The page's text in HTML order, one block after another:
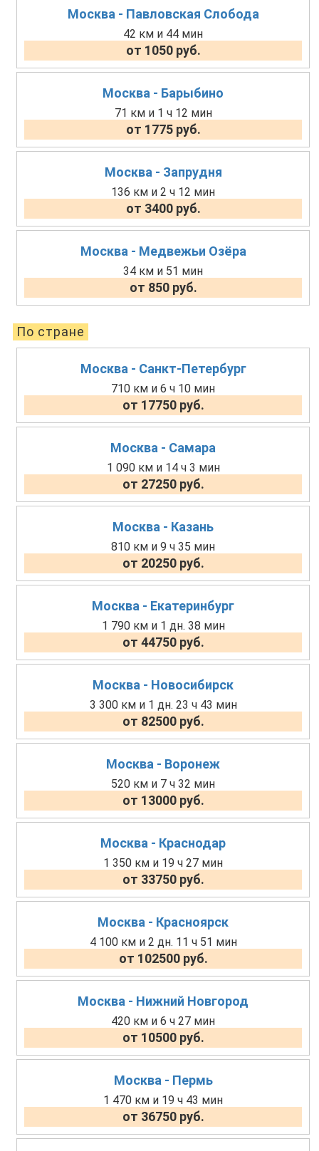
Москва - Павловская Слобода
42 км и 44 мин
от 1050 руб.
Москва - Барыбино
71 км и 1 ч 12 мин
от 1775 руб.
Москва - Запрудня
136 км и 2 ч 12 мин
от 3400 руб.
Москва - Медвежьи Озёра
34 км и 51 мин
от 850 руб.
По стране
Москва - Санкт-Петербург
710 км и 6 ч 10 мин
от 17750 руб.
Москва - Самара
1 090 км и 14 ч 3 мин
от 27250 руб.
Москва - Казань
810 км и 9 ч 35 мин
от 20250 руб.
Москва - Екатеринбург
1 790 км и 1 дн. 38 мин
от 44750 руб.
Москва - Новосибирск
3 300 км и 1 дн. 23 ч 43 мин
от 82500 руб.
Москва - Воронеж
520 км и 7 ч 32 мин
от 13000 руб.
Москва - Краснодар
1 350 км и 19 ч 27 мин
от 33750 руб.
Москва - Красноярск
4 100 км и 2 дн. 11 ч 51 мин
от 102500 руб.
Москва - Нижний Новгород
420 км и 6 ч 27 мин
от 10500 руб.
Москва - Пермь
1 470 км и 19 ч 43 мин
от 36750 руб.